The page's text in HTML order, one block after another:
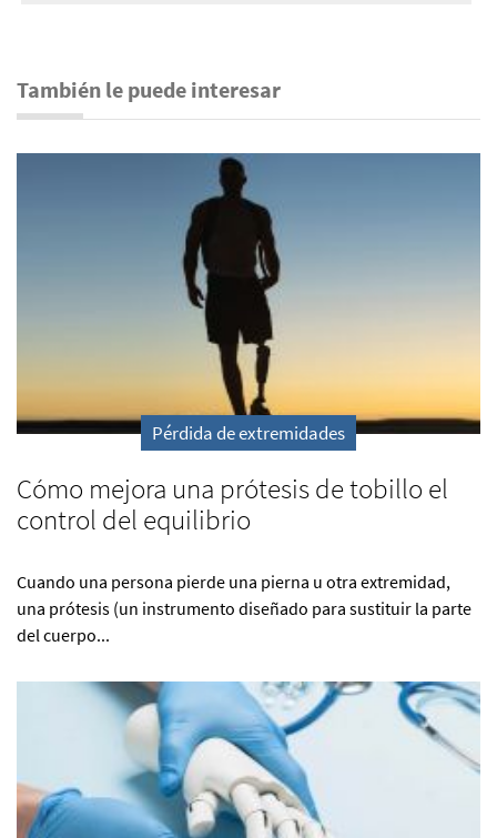
También le puede interesar
Pérdida de extremidades
Cómo mejora una prótesis de tobillo el
control del equilibrio
Cuando una persona pierde una pierna u otra extremidad,
una prótesis (un instrumento diseñado para sustituir la parte
del cuerpo...